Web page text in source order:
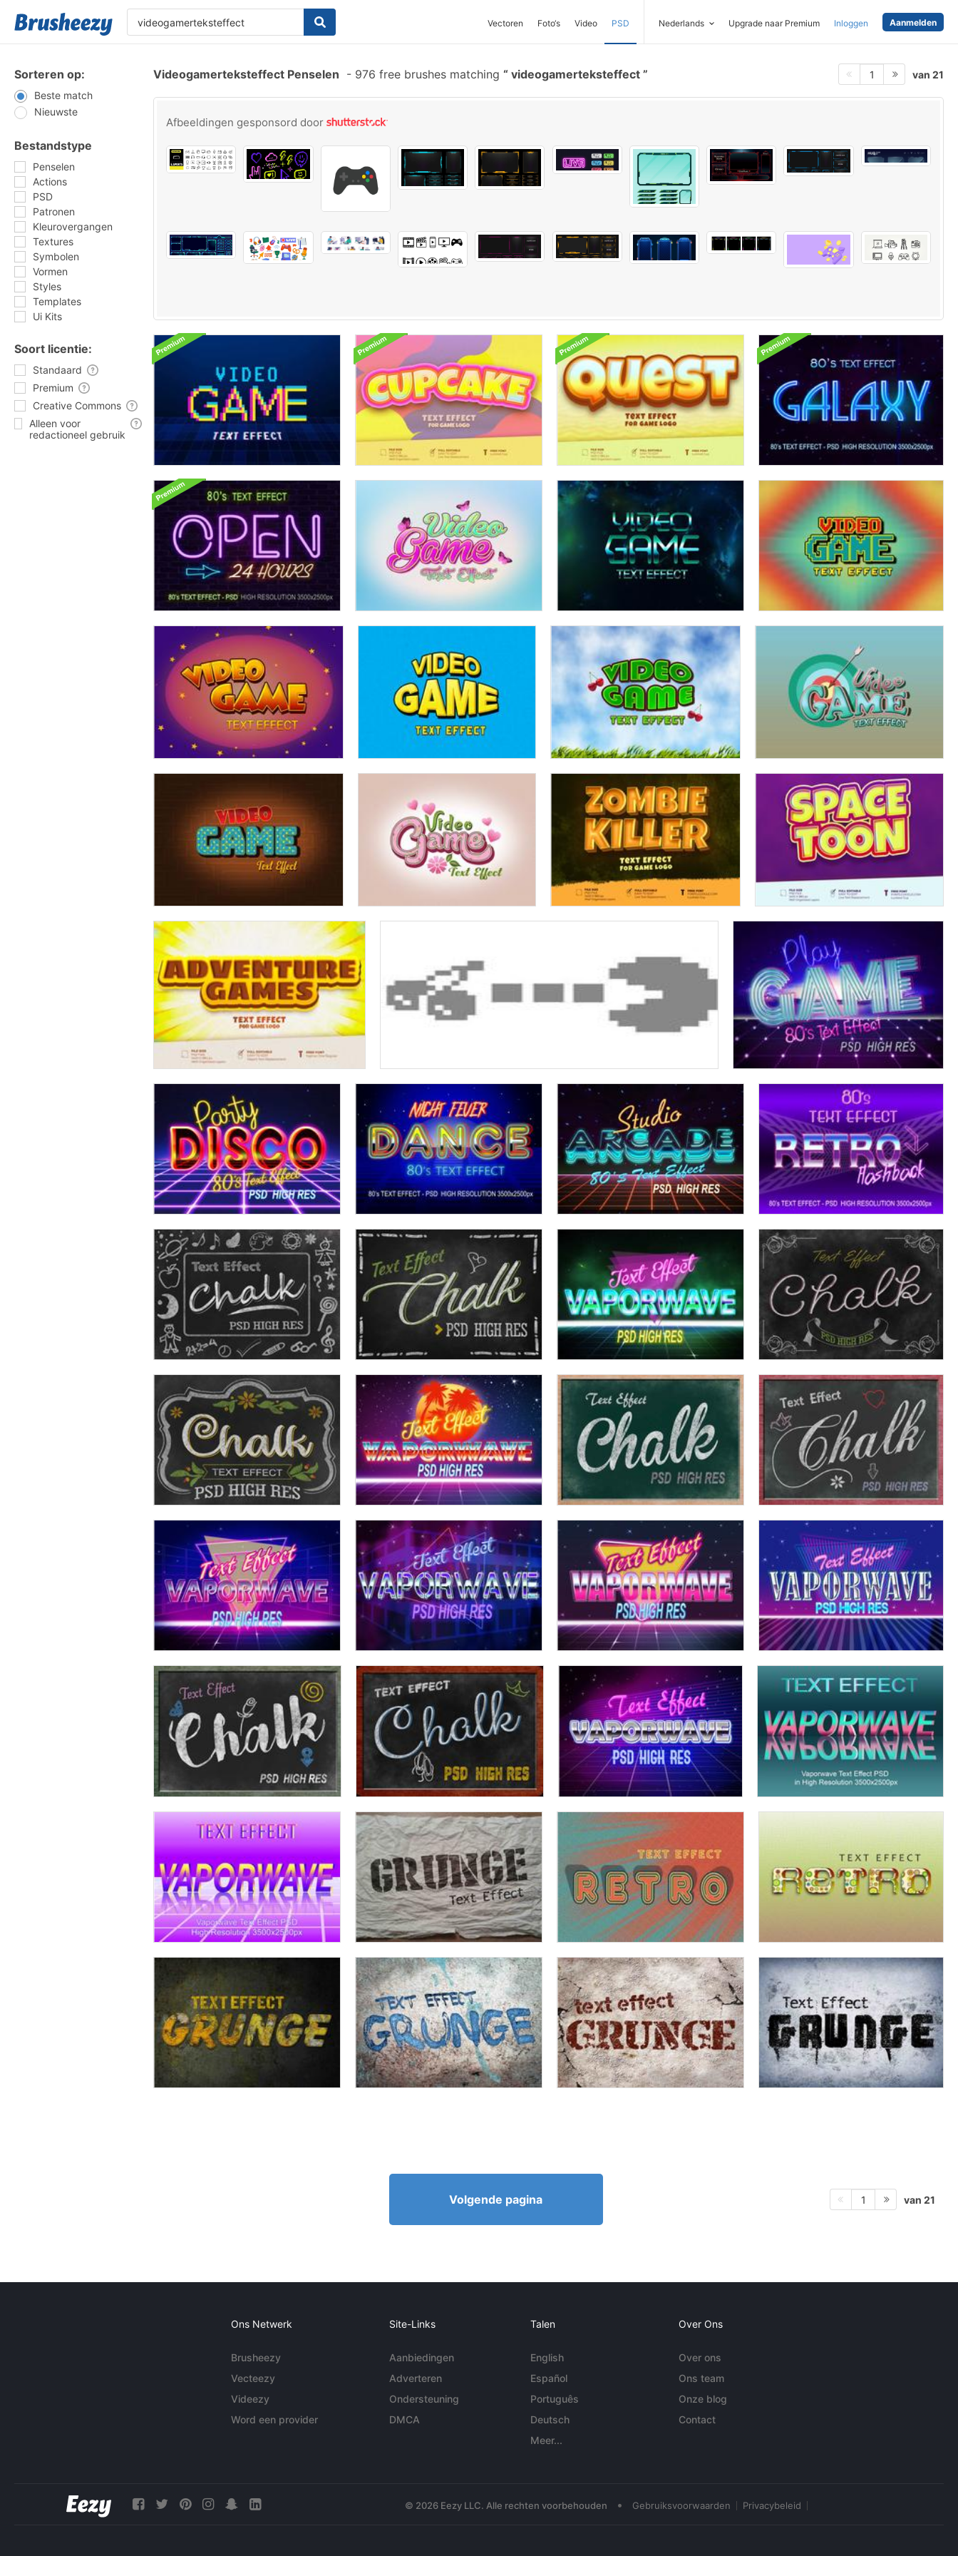
Vectoren Foto‘s Video PSD Nederlands Upgrade naar Premium Inloggen Aanmelden
Sorteren op:
Beste match
Nieuwste
Bestandstype
Penselen
Actions
PSD
Patronen
Kleurovergangen
Textures
Symbolen
Vormen
Styles
Templates
Ui Kits
Soort licentie:
Standaard
Premium
Creative Commons
Alleen voor
redactioneel gebruik
Videogamerteksteffect Penselen - 976 free brushes matching videogamerteksteffect 1 van 21
Afbeeldingen gesponsord door
Volgende pagina 1 van 21
Ons Netwerk
Brusheezy
Vecteezy
Videezy
Word een provider
Site-Links
Aanbiedingen
Adverteren
Ondersteuning
DMCA
Talen
English
Español
Português
Deutsch
Meer...
Over Ons
Over ons
Ons team
Onze blog
Contact
© 2026 Eezy LLC. Alle rechten voorbehouden • Gebruiksvoorwaarden Privacybeleid